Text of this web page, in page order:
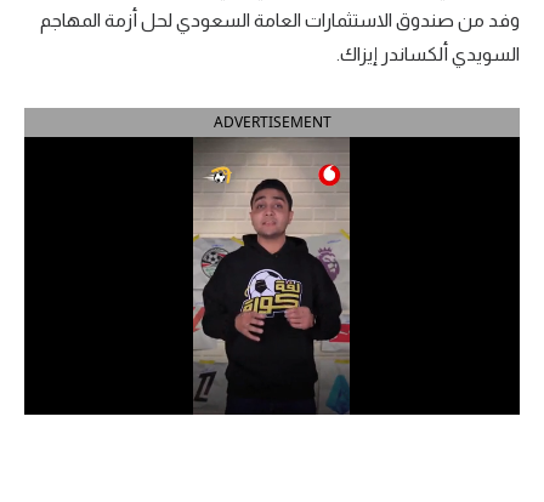
الدوري الإنجليزي الممتاز
الدوري الإسباني
الدوري السعودي للمحترفين
وفد من صندوق الاستثمارات العامة السعودي لحل أزمة المهاجم
السويدي ألكساندر إيزاك.
ADVERTISEMENT